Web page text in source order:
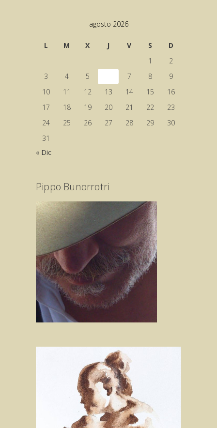
agosto 2026
L M X J V S
D
1
2
3
4 5 7 8
9
10
11 12 13 14 15
16
17
18 19 20 21 22
23
24
25 26 27 28 29
30
31
« Dic
Pippo Bunorrotri